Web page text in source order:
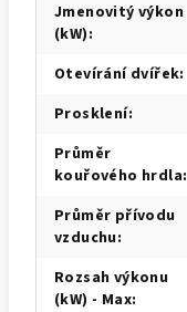
Jmenovitý výkon
(kW):
Otevírání dvířek:
Prosklení:
Průměr
kouřového hrdla:
Průměr přívodu
vzduchu:
Rozsah výkonu
(kW) - Max: